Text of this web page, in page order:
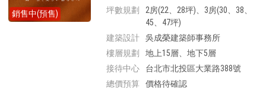
銷售中(預售)
坪數規劃
2房(22、28坪)、3房(30、38、
45、47坪)
建築設計
吳成榮建築師事務所
樓層規劃
地上15層、地下5層
接待中心
台北市北投區大業路388號
總價預算
價格待確認